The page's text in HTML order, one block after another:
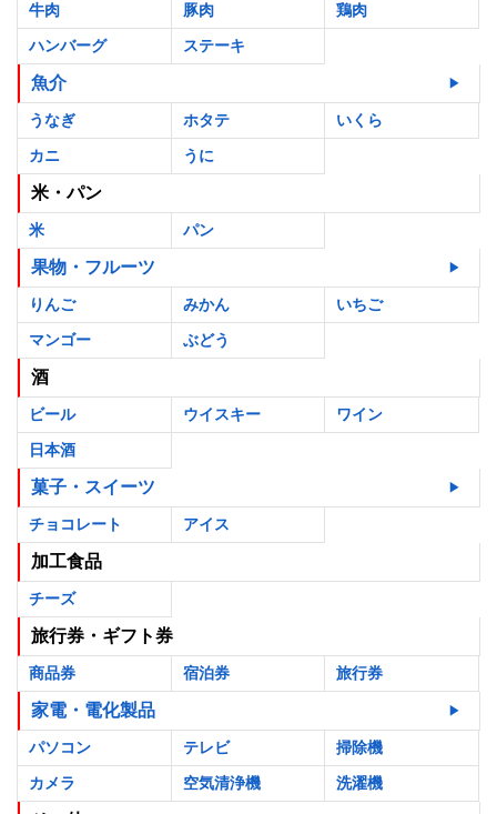
牛肉 豚肉
鶏肉
ハンバーグ
ステーキ
魚介
うなぎ ホタテ
いくら
カニ
うに
米・パン
米 パン
果物・フルーツ
りんご みかん
いちご
マンゴー
ぶどう
酒
ビール ウイスキー
ワイン
日本酒
菓子・スイーツ
チョコレート アイス
加工食品
チーズ
旅行券・ギフト券
商品券 宿泊券 旅行券
家電・電化製品
パソコン テレビ
掃除機
カメラ
空気清浄機 洗濯機